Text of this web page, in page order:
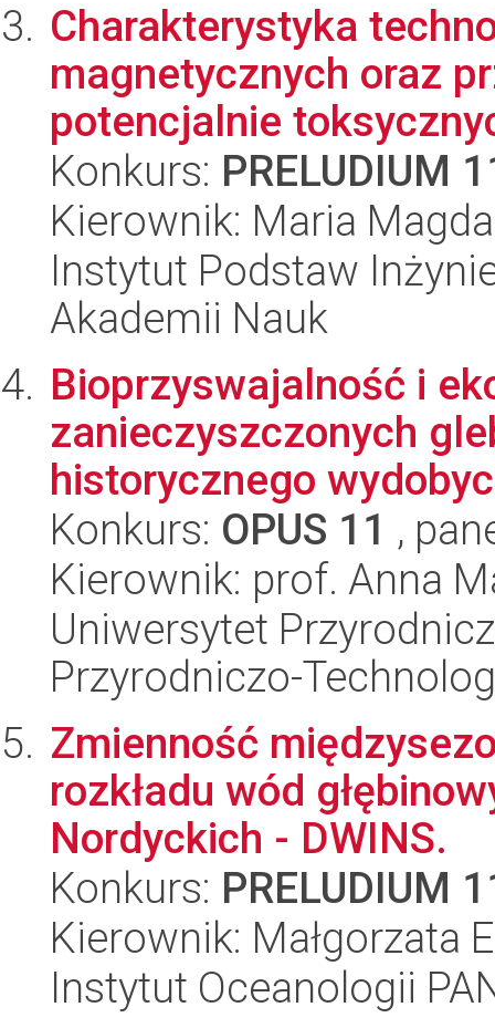
Charakterystyka
magnetycznych oraz
potencjalnie
Konkurs: PRELUDIUM
Kierownik: Maria
Instytut Podstaw
Akademii Nauk
Bioprzyswajalność i
zanieczyszczonych
historycznego
Konkurs: OPUS 11 ,
Kierownik: prof. Anna
Uniwersytet
Przyrodniczo-
Zmienność
rozkładu wód
Nordyckich - DWINS.
Konkurs: PRELUDIUM
Kierownik: Małgorzata
Instytut Oceanologii